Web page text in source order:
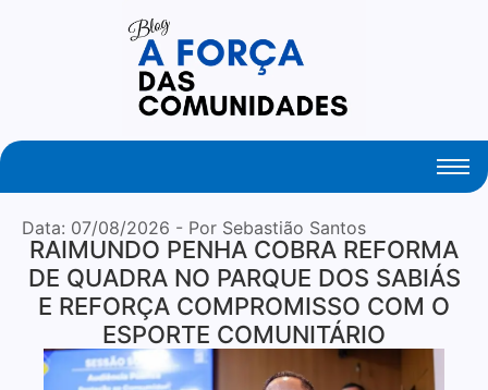
Your Daily Source of Fresh Articles
Data: 07/08/2026 - Por Sebastião Santos
RAIMUNDO PENHA COBRA REFORMA
DE QUADRA NO PARQUE DOS SABIÁS
E REFORÇA COMPROMISSO COM O
ESPORTE COMUNITÁRIO